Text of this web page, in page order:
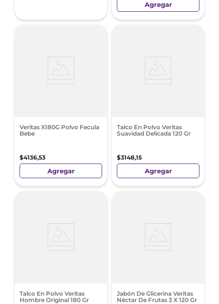
Agregar
Veritas X180G Polvo Fecula
Bebe
$4136,53
Agregar
Talco En Polvo Veritas
Suavidad Delicada 120 Gr
$3148,15
Agregar
Talco En Polvo Veritas
Hombre Original 180 Gr
Jabón De Glicerina Veritas
Néctar De Frutas 3 X 120 Gr